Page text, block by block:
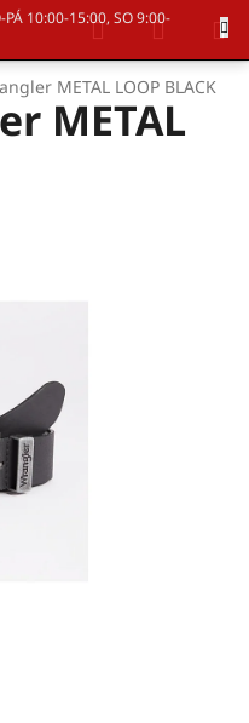
PÁ 10:00-15:00, SO 9:00-
Hledat
KOŠÍK
METAL LOOP BLACK
METAL